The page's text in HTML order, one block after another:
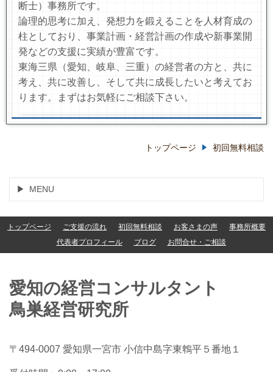
断士）事務所です。
論理的思考に加え、発想力を鍛えることを人材育成の
柱としており、事業計画・経営計画の作成や新事業開
発などの支援に実績が豊富です。
東海三県（愛知、岐阜、三重）の経営者の方と、共に
考え、共に改善し、そして共に成長したいと考えてお
ります。まずはお気軽にご相談下さい。
トップページ 初回無料相談
MENU
トップページ ご支援の流れ 初回無料相談 お客さまの声
事務所概要
代表者プロフィール
ブログ お問合せ・ご相談
愛知の経営コンサルタント
鳥巣経営研究所
〒494-0007 愛知県一宮市 小信中島字東鵯平５番地１